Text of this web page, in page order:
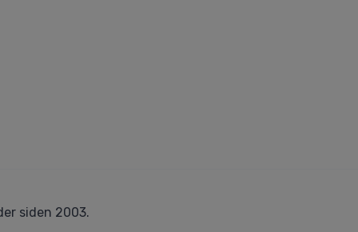
siden 2003.